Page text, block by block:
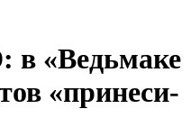
в «Ведьмаке
«принеси-